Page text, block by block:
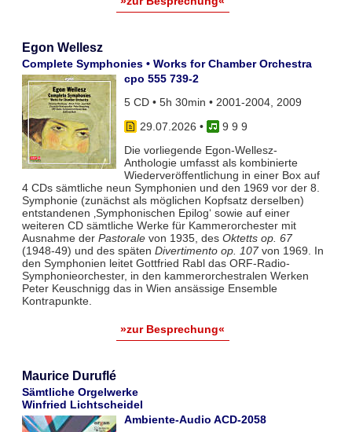
Egon Wellesz
Complete Symphonies • Works for Chamber Orchestra
cpo 555 739-2
5 CD • 5h 30min • 2001-2004, 2009
29.07.2026 •
9 9 9
Die vorliegende Egon-Wellesz-
Anthologie umfasst als kombinierte
Wiederveröffentlichung in einer Box auf
4 CDs sämtliche neun Symphonien und den 1969 vor der 8.
Symphonie (zunächst als möglichen Kopfsatz derselben)
entstandenen ‚Symphonischen Epilog‘ sowie auf einer
weiteren CD sämtliche Werke für Kammerorchester mit
Ausnahme der Pastoralevon 1935, des Oktetts op. 67
(1948-49) und des späten Divertimento op. 107von 1969. In
den Symphonien leitet Gottfried Rabl das ORF-Radio-
Symphonieorchester, in den kammerorchestralen Werken
Peter Keuschnigg das in Wien ansässige Ensemble
Kontrapunkte.
»zur Besprechung«
Maurice Duruflé
Sämtliche Orgelwerke
Winfried Lichtscheidel
Ambiente-Audio ACD-2058